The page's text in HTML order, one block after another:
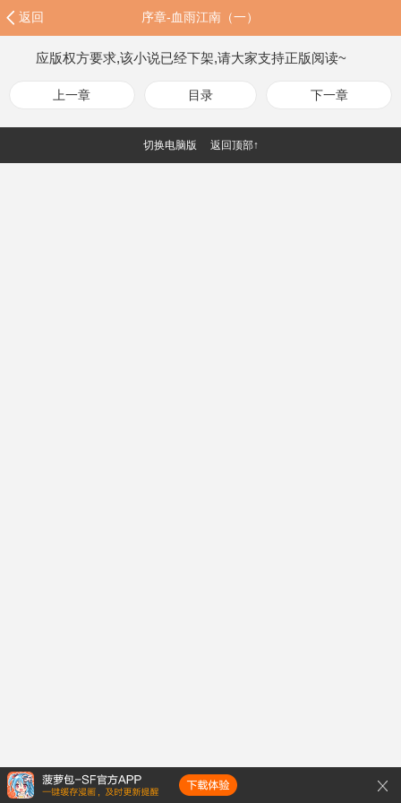
返回 序章-血雨江南（一）
应版权方要求,该小说已经下架,请大家支持正版阅读~
上一章 目录 下一章
切换电脑版 返回顶部↑